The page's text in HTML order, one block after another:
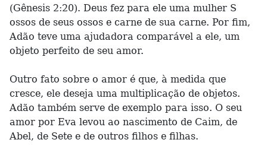
(Gênesis 2:20). Deus fez para ele uma mulher S
ossos de seus ossos e carne de sua carne. Por fim,
Adão teve uma ajudadora comparável a ele, um
objeto perfeito de seu amor.
Outro fato sobre o amor é que, à medida que
cresce, ele deseja uma multiplicação de objetos.
Adão também serve de exemplo para isso. O seu
amor por Eva levou ao nascimento de Caim, de
Abel, de Sete e de outros filhos e filhas.